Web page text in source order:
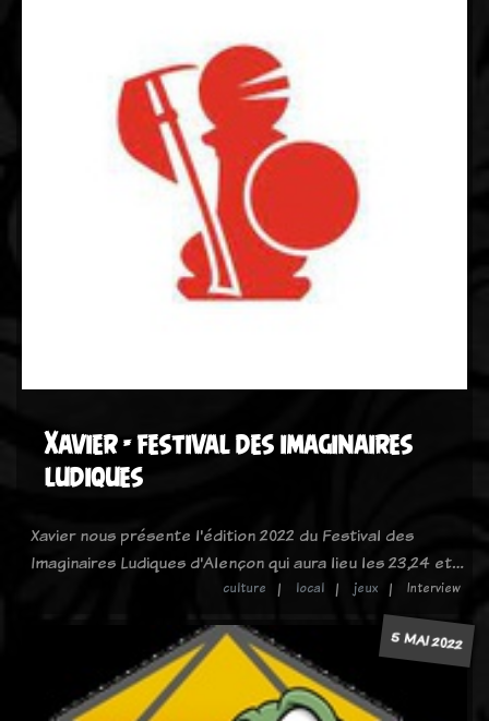
Xavier - festival des imaginaires
ludiques
Xavier nous présente l'édition 2022 du Festival des
Imaginaires Ludiques d'Alençon qui aura lieu les 23,24 et…
culture local jeux Interview
5 MAI 2022